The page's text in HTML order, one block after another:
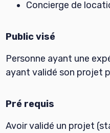
Concierge de
Public visé
Personne ayant une
ayant validé son projet
Pré requis
Avoir validé un projet